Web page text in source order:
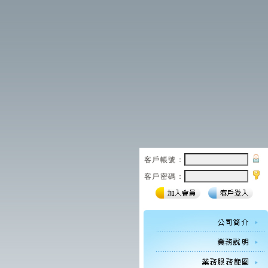
客戶帳號：
客戶密碼：